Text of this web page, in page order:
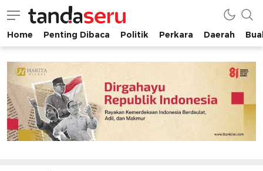
tandaseru.com | Penting Dibaca
tandaseru.com
Home Penting Dibaca Politik Perkara Daerah